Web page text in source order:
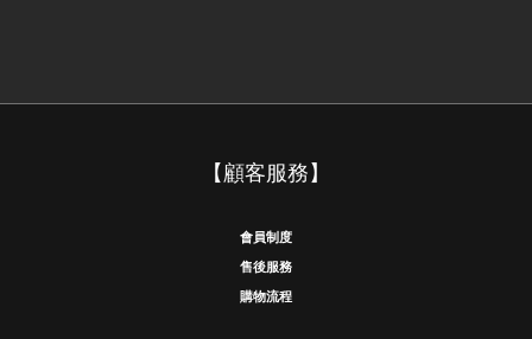
【顧客服務】
會員制度
售後服務
購物流程